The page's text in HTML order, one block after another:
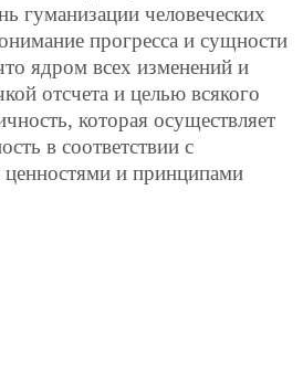
гуманизации человеческих
прогресса и сущности
ядром всех изменений и
отсчета и целью всякого
которая осуществляет
в соответствии с
и принципами